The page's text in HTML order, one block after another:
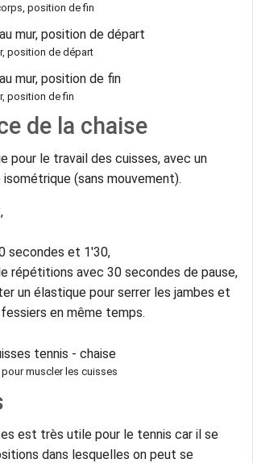
position de fin
position de départ
position de fin
de la chaise
pour le travail des cuisses, avec un
(sans mouvement).
secondes et 1'30,
répétitions avec 30 secondes de pause,
un élastique pour serrer les jambes et
en même temps.
muscler les cuisses
est très utile pour le tennis car il se
dans lesquelles on peut se